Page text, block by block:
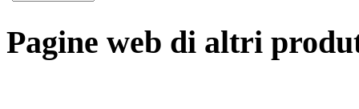
Pagine web di altri